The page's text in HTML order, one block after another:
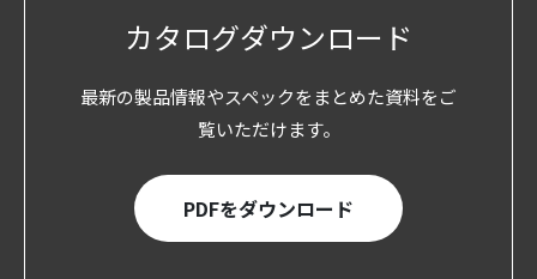
カタログダウンロード
最新の製品情報やスペックをまとめた資料をご
覧いただけます。
PDFをダウンロード